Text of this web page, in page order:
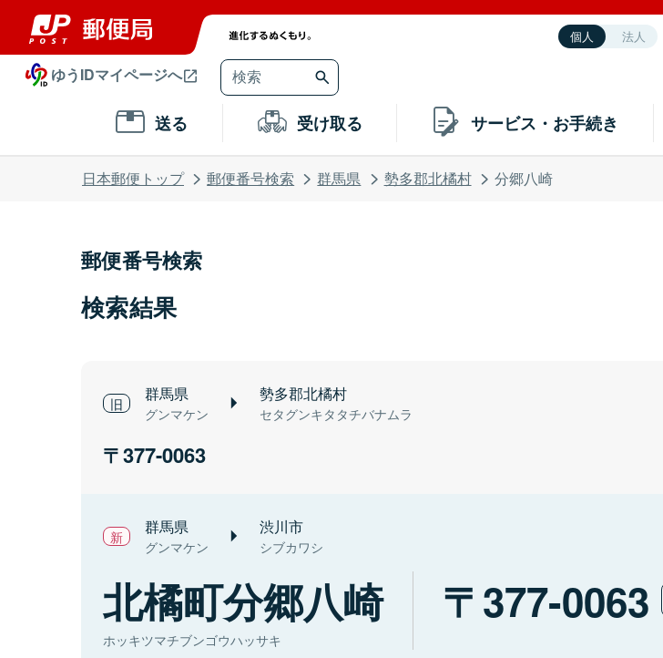
個人 法人
ゆうIDマイページへ
送る 受け取る サービス・お手続き
日本郵便トップ 郵便番号検索 群馬県 勢多郡北橘村 分郷八崎
郵便番号検索
検索結果
群馬県
グンマケン
勢多郡北橘村
セタグンキタタチバナムラ
377-0063
群馬県
グンマケン
渋川市
シブカワシ
北橘町分郷八崎
ホッキツマチブンゴウハッサキ
377-0063